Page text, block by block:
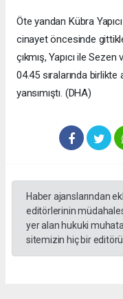
Öte yandan Kübra
cinayet öncesinde
çıkmış, Yapıcı ile
04.45 sıralarında birlikte
yansımıştı. (DHA)
Haber ajanslarından
editörlerinin
yer alan hukuki
sitemizin hiç bir